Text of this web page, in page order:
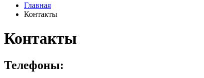
Главная
Контакты
Контакты
Телефоны: